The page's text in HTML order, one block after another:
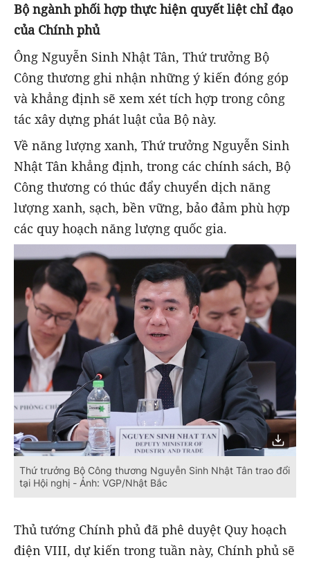
Bộ ngành phốihợp thực hiện quyết liệt chỉ đạo
của Chính phủ
Ông Nguyễn Sinh Nhật Tân, Thứ trưởng Bộ
Công thương ghi nhận những ý kiến đóng góp
và khẳng định sẽ xem xét tích hợp trong công
tác xây dựng phát luật của Bộ này.
Về năng lượng xanh, Thứ trưởng Nguyễn Sinh
Nhật Tân khẳng định, trong các chính sách, Bộ
Công thương có thúc đẩy chuyển dịch năng
lượng xanh, sạch, bền vững, bảo đảm phù hợp
các quy hoạch năng lượng quốc gia.
Thứ trưởng Bộ Công thương Nguyễn Sinh Nhật Tân trao đổi
tại Hội nghị - Ảnh: VGP/Nhật Bắc
Thủ tướng Chính phủ đã phê duyệt Quy hoạch
điện VIII, dự kiến trong tuần này, Chính phủ sẽ